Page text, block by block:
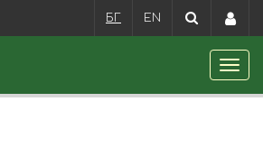
БГ EN